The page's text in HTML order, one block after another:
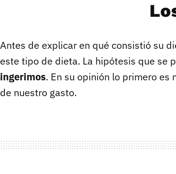
Antes de explicar en qué consistió su
este tipo de dieta. La hipótesis que se
ingerimos. En su opinión lo primero
de nuestro gasto.